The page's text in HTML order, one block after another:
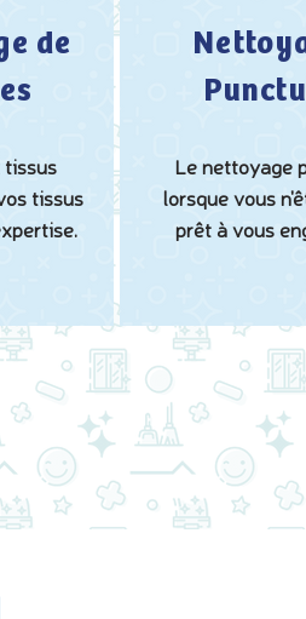
de
tissus
tissus
Le nettoyage
lorsque vous
prêt à vous